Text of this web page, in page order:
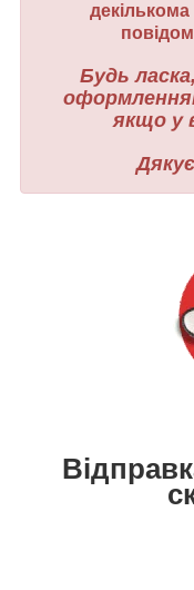
Будь
якщо у